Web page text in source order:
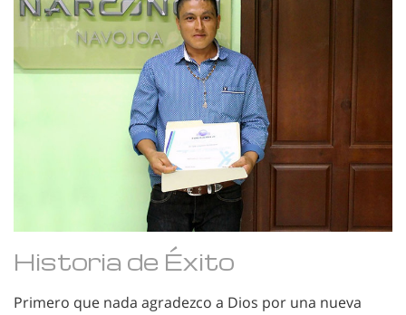
Historia de Éxito
Primero que nada agradezco a Dios por una nueva